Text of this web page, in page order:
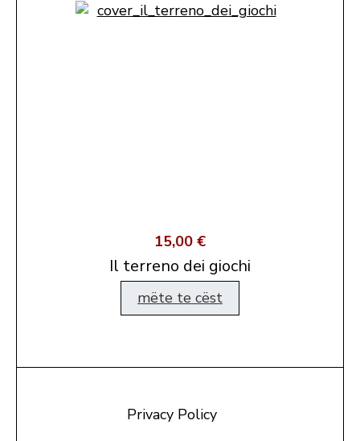
15,00 €
Il terreno dei giochi
mëte te cëst
Privacy Policy